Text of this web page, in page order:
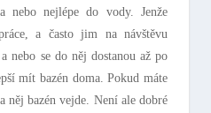
nebo nejlépe do vody. Jenže
a často jim na návštěvu
nebo se do něj dostanou až po
mít bazén doma. Pokud máte
něj bazén vejde. Není ale dobré